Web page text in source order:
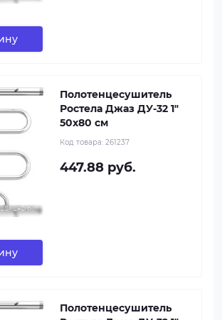
Полотенцесушитель
Ростела Джаз ДУ-32 1"
50x80 см
Код товара: 261237
447.88 руб.
Полотенцесушитель